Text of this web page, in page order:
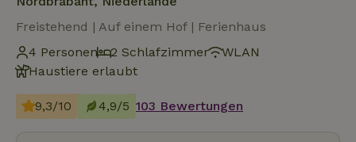
Freistehend | Auf einem Hof | Ferienhaus
4 Personen
2 Schlafzimmer
WLAN
Haustiere erlaubt
9,3/10 4,9/5 103 Bewertungen